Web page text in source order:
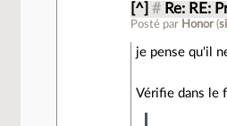
[^] # Re: RE:
Posté par Honor (
je pense qu'il
Vérifie dans le